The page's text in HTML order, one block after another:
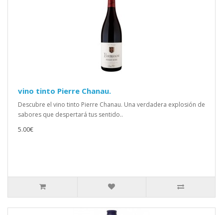
vino tinto Pierre Chanau.
Descubre el vino tinto Pierre Chanau. Una verdadera explosión de
sabores que despertará tus sentido..
5.00€